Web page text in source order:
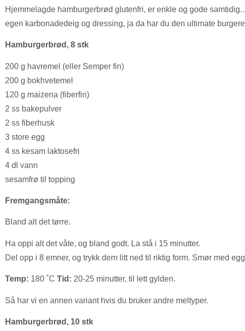
Hjemmelagde hamburgerbrød glutenfri, er enkle og gode
egen karbonadedeig og dressing, ja da har du den ultimate
Hamburgerbrød, 8 stk
200 g havremel (eller Semper fin)
200 g bokhvetemel
120 g maizena (fiberfin)
2 ss bakepulver
2 ss fiberhusk
3 store egg
4 ss kesam laktosefri
4 dl vann
sesamfrø til topping
Fremgangsmåte:
Bland alt det tørre.
Ha oppi alt det våte, og bland godt. La stå i 15 minutter.
Del opp i 8 emner, og trykk dem litt ned til riktig form. Smør med
Temp: 180 ˚C Tid: 20-25 minutter, til lett gylden.
Så har vi en annen variant hvis du bruker andre meltyper.
Hamburgerbrød, 10 stk